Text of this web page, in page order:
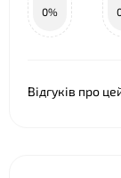
0%
Відгуків про